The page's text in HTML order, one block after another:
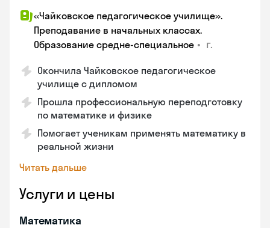
«Чайковское педагогическое училище».
Преподавание в начальных классах.
Образование средне-специальное • г.
Окончила Чайковское педагогическое
училище с дипломом
Прошла профессиональную переподготовку
по математике и физике
Помогает ученикам применять математику в
реальной жизни
Читать дальше
Услуги и цены
Математика